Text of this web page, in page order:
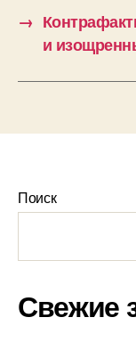
→
и
Поиск
Свежие